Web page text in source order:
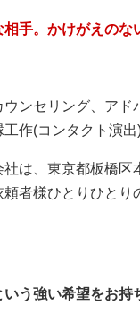
手。かけがえのな
ウンセリング、ア
作(コンタクト演出)
社は、東京都板橋
者様ひとりひとり
いう強い希望をお持